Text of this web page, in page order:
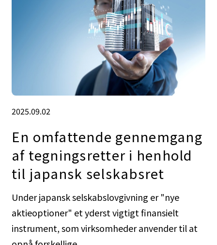
2025.09.02
En omfattende gennemgang
af tegningsretter i henhold
til japansk selskabsret
Under japansk selskabslovgivning er "nye
aktieoptioner" et yderst vigtigt finansielt
instrument, som virksomheder anvender til at